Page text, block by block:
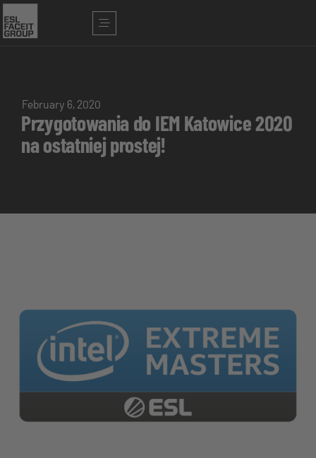
February 6, 2020
Przygotowania do IEM Katowice 2020
na ostatniej prostej!